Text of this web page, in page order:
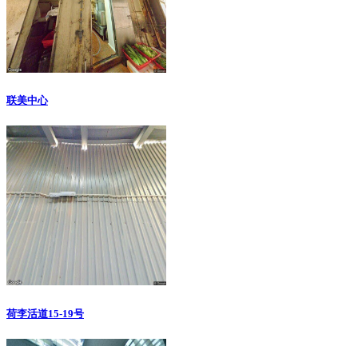
联美中心
荷李活道15-19号